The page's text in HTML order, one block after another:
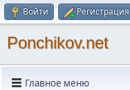
Войти Регистрация
Ponchikov.net
Главное меню